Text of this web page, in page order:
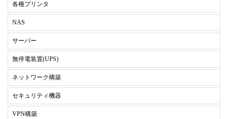
各種プリンタ
NAS
サーバー
無停電装置(UPS)
ネットワーク構築
セキュリティ機器
VPN構築